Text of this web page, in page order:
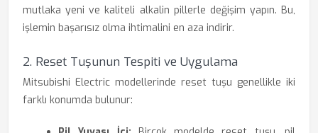
mutlaka yeni ve kaliteli alkalin pillerle değişim yapın. Bu,
işlemin başarısız olma ihtimalini en aza indirir.
2. Reset Tuşunun Tespiti ve Uygulama
Mitsubishi Electric modellerinde reset tuşu genellikle iki
farklı konumda bulunur: